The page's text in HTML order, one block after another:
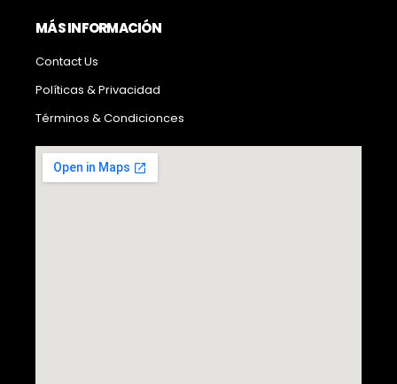
MÁS INFORMACIÓN
Contact Us
Políticas & Privacidad
Términos & Condicionces